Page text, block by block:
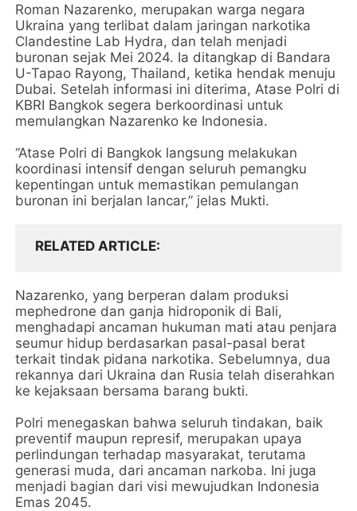
Roman Nazarenko, merupakan warga negara
Ukraina yang terlibat dalam jaringan narkotika
Clandestine Lab Hydra, dan telah menjadi
buronan sejak Mei 2024. Ia ditangkap di Bandara
U-Tapao Rayong, Thailand, ketika hendak menuju
Dubai. Setelah informasi ini diterima, Atase Polri di
KBRI Bangkok segera berkoordinasi untuk
memulangkan Nazarenko ke Indonesia.
“Atase Polri di Bangkok langsung melakukan
koordinasi intensif dengan seluruh pemangku
kepentingan untuk memastikan pemulangan
buronan ini berjalan lancar,” jelas Mukti.
RELATED ARTICLE
Nazarenko, yang berperan dalam produksi
mephedrone dan ganja hidroponik di Bali,
menghadapi ancaman hukuman mati atau penjara
seumur hidup berdasarkan pasal-pasal berat
terkait tindak pidana narkotika. Sebelumnya, dua
rekannya dari Ukraina dan Rusia telah diserahkan
ke kejaksaan bersama barang bukti.
Polri menegaskan bahwa seluruh tindakan, baik
preventif maupun represif, merupakan upaya
perlindungan terhadap masyarakat, terutama
generasi muda, dari ancaman narkoba. Ini juga
menjadi bagian dari visi mewujudkan Indonesia
Emas 2045.